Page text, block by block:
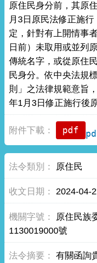
原住民身分前，其原
月3日原民法修正施
定，針對有上開情事
日前）未取用或並列
傳統名字，或從原住
民身分。依中央法規
則」之法律規範意旨
年1月3日修正施行後
原住民
2024-04-
原住民族
1130019000號
有關函詢